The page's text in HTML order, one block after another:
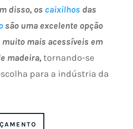
disso, os caixilhos das
são uma excelente opção
mais acessíveis em
madeira,tornando-se
para a indústria da